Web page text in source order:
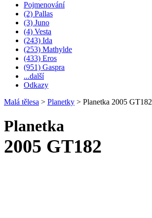
Pojmenování
(2) Pallas
(3) Juno
(4) Vesta
(243) Ida
(253) Mathylde
(433) Eros
(951) Gaspra
...další
Odkazy
Malá tělesa > Planetky > Planetka 2005 GT182
Planetka
2005 GT182